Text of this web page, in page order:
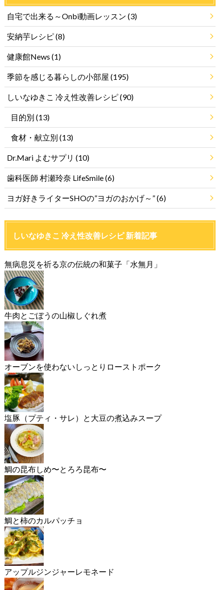
自宅で出来る～Onbi動画レッスン (3)
安納芋レシピ(8)
健康館News (1)
季節を感じる暮らしの小部屋 (195)
しいなゆきこ 冷え性改善レシピ(90)
目的別 (13)
食材・献立別 (13)
Dr.Mari よむサプリ (10)
歯科医師 村瀬玲奈 LifeSmile(6)
ヨガ好きライターSHOの”ヨガのおかげ～”(6)
しいなゆきこ 冷え性改善レシピ 新着記事
無病息災を祈る京の伝統の和菓子「水無月」
牛肉とごぼうの山椒しぐれ煮
オーブンを使わないしっとりローストポーク
塩豚（プティ・サレ）と大豆の煮込みスープ
鯛の昆布しめ〜とろろ昆布〜
鯛と柿のカルパッチョ
アップルジンジャーレモネード